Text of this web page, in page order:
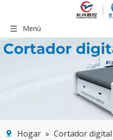
Menú
Hogar » Cortador digital